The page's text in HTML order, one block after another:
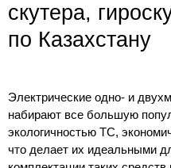
скутера,
по Казахстану
Электрические одно- и
набирают все большую
экологичностью ТС,
что делает их идеальными